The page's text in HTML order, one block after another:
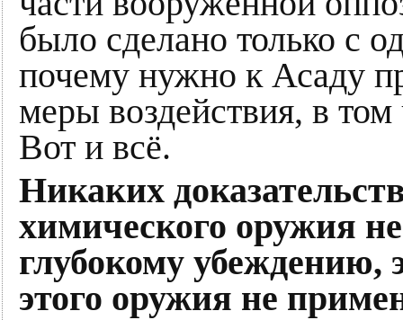
было сделано только с
почему нужно к Асаду
меры воздействия, в том
Вот и всё.
Никаких
химического оружия
глубокому убеждению,
этого оружия не